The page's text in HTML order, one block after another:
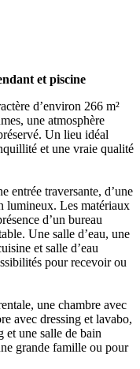
et piscine
d’environ 266 m²
une atmosphère
Un lieu idéal
et une vraie qualité
entrée traversante, d’une
lumineux. Les matériaux
d’un bureau
Une salle d’eau, une
et salle d’eau
pour recevoir ou
une chambre avec
avec dressing et lavabo,
et une salle de bain
grande famille ou pour